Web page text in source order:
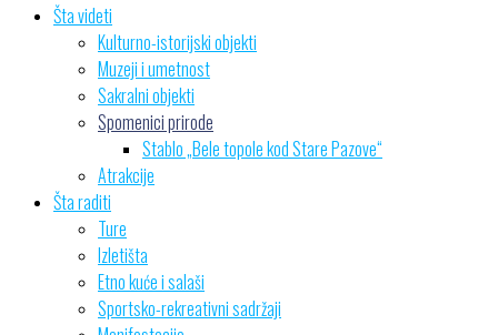
Šta videti
Kulturno-istorijski objekti
Muzeji i umetnost
Sakralni objekti
Spomenici prirode
Stablo „Bele topole kod Stare Pazove“
Atrakcije
Šta raditi
Ture
Izletišta
Etno kuće i salaši
Sportsko-rekreativni sadržaji